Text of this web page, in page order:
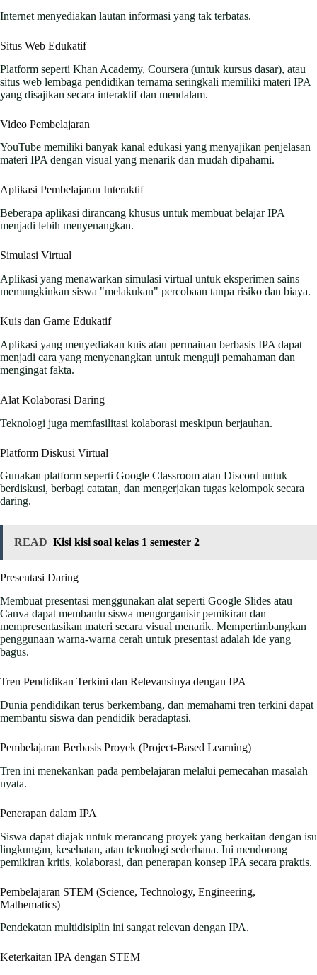
Internet menyediakan lautan informasi yang tak terbatas.
Situs Web Edukatif
Platform seperti Khan Academy, Coursera (untuk kursus dasar), atau
situs web lembaga pendidikan ternama seringkali memiliki materi IPA
yang disajikan secara interaktif dan mendalam.
Video Pembelajaran
YouTube memiliki banyak kanal edukasi yang menyajikan penjelasan
materi IPA dengan visual yang menarik dan mudah dipahami.
Aplikasi Pembelajaran Interaktif
Beberapa aplikasi dirancang khusus untuk membuat belajar IPA
menjadi lebih menyenangkan.
Simulasi Virtual
Aplikasi yang menawarkan simulasi virtual untuk eksperimen sains
memungkinkan siswa "melakukan" percobaan tanpa risiko dan biaya.
Kuis dan Game Edukatif
Aplikasi yang menyediakan kuis atau permainan berbasis IPA dapat
menjadi cara yang menyenangkan untuk menguji pemahaman dan
mengingat fakta.
Alat Kolaborasi Daring
Teknologi juga memfasilitasi kolaborasi meskipun berjauhan.
Platform Diskusi Virtual
Gunakan platform seperti Google Classroom atau Discord untuk
berdiskusi, berbagi catatan, dan mengerjakan tugas kelompok secara
daring.
READ Kisi kisi soal kelas 1 semester 2
Presentasi Daring
Membuat presentasi menggunakan alat seperti Google Slides atau
Canva dapat membantu siswa mengorganisir pemikiran dan
mempresentasikan materi secara visual menarik. Mempertimbangkan
penggunaan warna-warna cerah untuk presentasi adalah ide yang
bagus.
Tren Pendidikan Terkini dan Relevansinya dengan IPA
Dunia pendidikan terus berkembang, dan memahami tren terkini dapat
membantu siswa dan pendidik beradaptasi.
Pembelajaran Berbasis Proyek (Project-Based Learning)
Tren ini menekankan pada pembelajaran melalui pemecahan masalah
nyata.
Penerapan dalam IPA
Siswa dapat diajak untuk merancang proyek yang berkaitan dengan isu
lingkungan, kesehatan, atau teknologi sederhana. Ini mendorong
pemikiran kritis, kolaborasi, dan penerapan konsep IPA secara praktis.
Pembelajaran STEM (Science, Technology, Engineering,
Mathematics)
Pendekatan multidisiplin ini sangat relevan dengan IPA.
Keterkaitan IPA dengan STEM